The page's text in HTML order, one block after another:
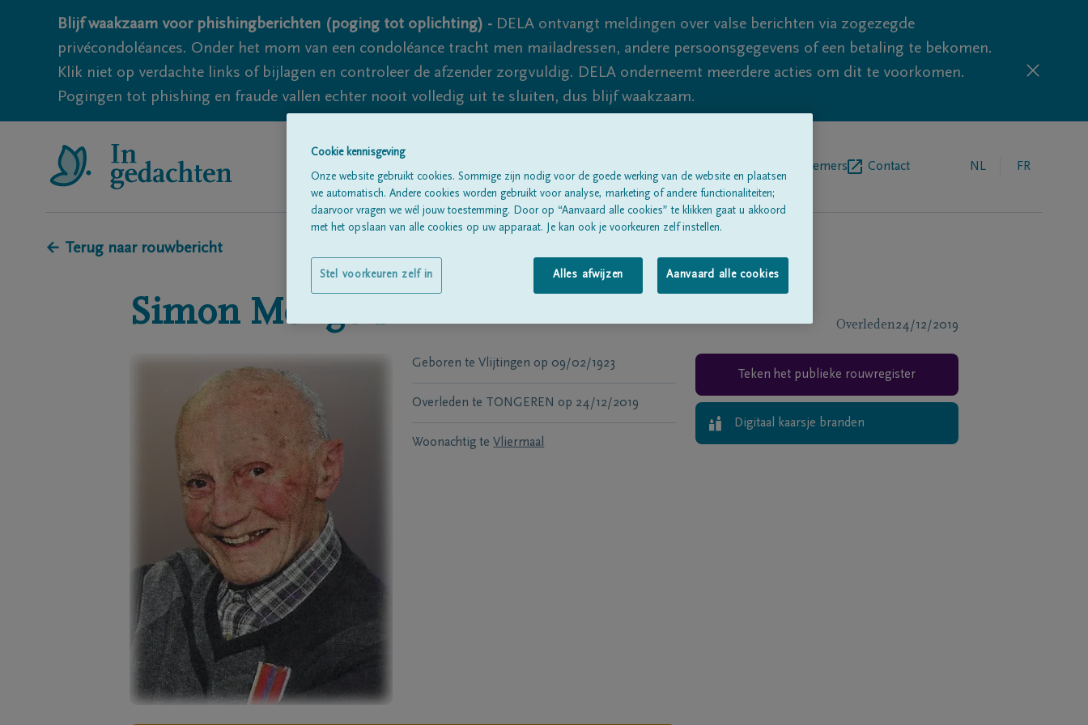
Blijf waakzaam voor phishingberichten (poging tot oplichting) - DELA ontvangt meldingen over valse berichten via zogezegde
privécondoléances. Onder het mom van een condoléance tracht men mailadressen, andere persoonsgegevens of een betaling te bekomen.
Klik niet op verdachte links of bijlagen en controleer de afzender zorgvuldig. DELA onderneemt meerdere acties om dit te voorkomen.
Pogingen tot phishing en fraude vallen echter nooit volledig uit te sluiten, dus blijf waakzaam.
Begrafenisondernemers Contact NL FR
← Terug naar rouwbericht
Simon Mengels Overleden24/12/2019
Geboren te Vlijtingen op 09/02/1923
Overleden te TONGEREN op 24/12/2019
Woonachtig te Vliermaal
Teken het publieke rouwregister
Digitaal kaarsje branden
Cookie kennisgeving
Onze website gebruikt cookies. Sommige zijn nodig voor de goede werking van de website en plaatsen
we automatisch. Andere cookies worden gebruikt voor analyse, marketing of andere functionaliteiten;
daarvoor vragen we wél jouw toestemming. Door op “Aanvaard alle cookies” te klikken gaat u akkoord
met het opslaan van alle cookies op uw apparaat. Je kan ook je voorkeuren zelf instellen.
Alles afwijzen Aanvaard alle cookies
Stel voorkeuren zelf in